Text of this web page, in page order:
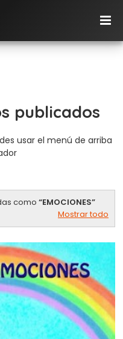
publicados
usar el menú de arriba
como EMOCIONES
Mostrar todo